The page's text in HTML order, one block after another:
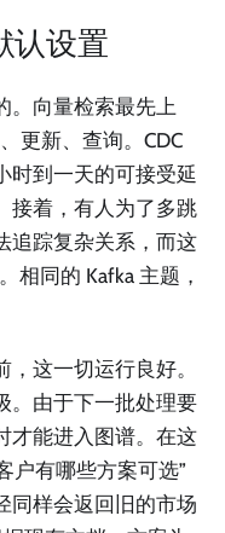
认设置
。向量检索最先上
更新、查询。CDC
时到一天的可接受延
接着，有人为了多跳
追踪复杂关系，而这
相同的 Kafka 主题，
这一切运行良好。
。由于下一批处理要
才能进入图谱。在这
户有哪些方案可选”
同样会返回旧的市场